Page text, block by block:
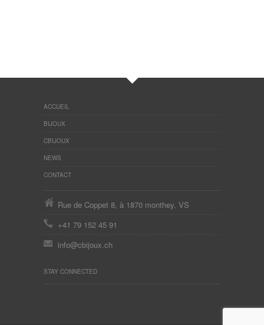
ACCUEIL
BIJOUX
CBIJOUX
NEWS
CONTACT
Rue de Coppet 8, à 1870 monthey, VS
+41 79 152 45 91
info@cbijoux.ch
STAY CONNECTED